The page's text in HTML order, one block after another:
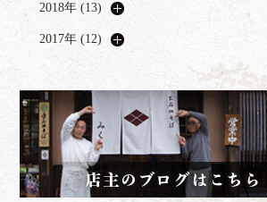
2018年 (13)
2017年 (12)